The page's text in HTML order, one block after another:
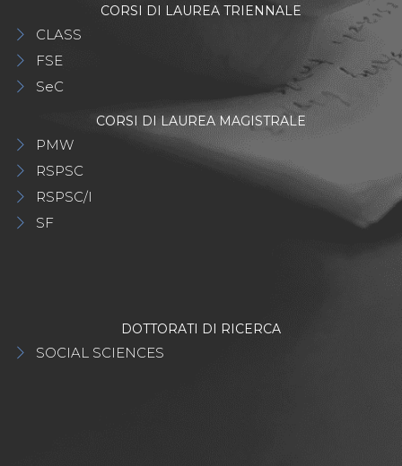
CORSI DI LAUREA TRIENNALE
CLASS
FSE
SeC
CORSI DI LAUREA MAGISTRALE
PMW
RSPSC
RSPSC/I
SF
DOTTORATI DI RICERCA
SOCIAL SCIENCES